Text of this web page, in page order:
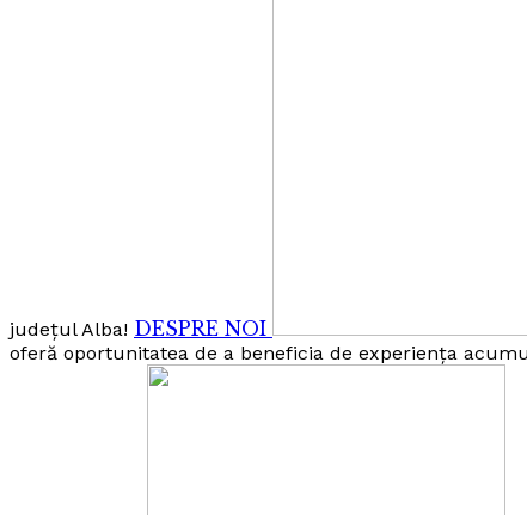
județul Alba! DESPRE NOI
oferă oportunitatea de a beneficia de experiența